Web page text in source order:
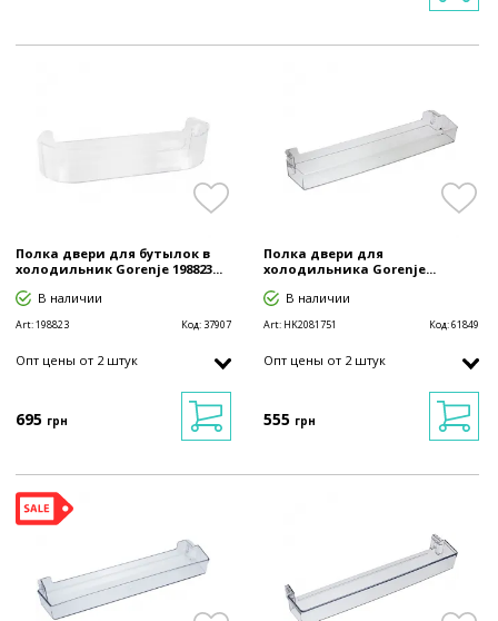
Полка двери для бутылок в
холодильник Gorenje 198823...
В наличии
Art:198823 Код: 37907
Опт цены от 2 штук
695 грн
Полка двери для
холодильника Gorenje...
В наличии
Art: HK2081751 Код:61849
Опт цены от 2 штук
555 грн